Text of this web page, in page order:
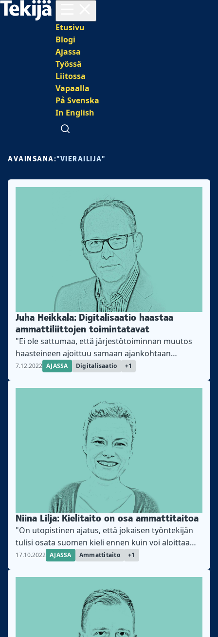
Päävalikko
Etusivu
Blogi
Ajassa
Työssä
Liitossa
Vapaalla
På Svenska
In English
Avaa haku
AVAINSANA:"VIERAILIJA"
Juha Heikkala: Digitalisaatio haastaa
ammattiliittojen toimintatavat
"Ei ole sattumaa, että järjestötoiminnan muutos
haasteineen ajoittuu samaan ajankohtaan
digitaalisen murroksen kanssa", kirjoittaa
7.12.2022 AJASSA Digitalisaatio +1
Niina Lilja: Kielitaito on osa ammattitaitoa
"On utopistinen ajatus, että jokaisen työntekijän
tulisi osata suomen kieli ennen kuin voi aloittaa
työn", kirjoittaa asiantuntijaviestinnän professori
17.10.2022 AJASSA Ammattitaito +1